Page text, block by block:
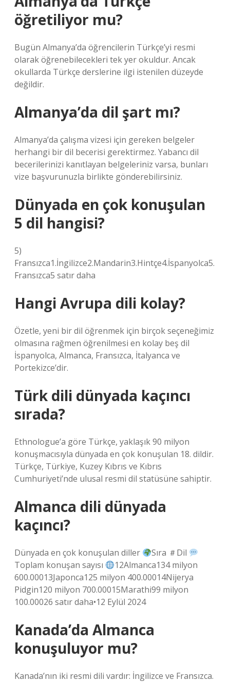
öğretiliyor mu?
Bugün Almanya’da öğrencilerin Türkçe’yi resmi
olarak öğrenebilecekleri tek yer okuldur. Ancak
okullarda Türkçe derslerine ilgi istenilen düzeyde
değildir.
Almanya’da dil şart mı?
Almanya’da çalışma vizesi için gereken belgeler
herhangi bir dil becerisi gerektirmez. Yabancı dil
becerilerinizi kanıtlayan belgeleriniz varsa, bunları
vize başvurunuzla birlikte gönderebilirsiniz.
Dünyada en çok konuşulan
5 dil hangisi?
5)
Fransızca1.İngilizce2.Mandarin3.Hintçe4.İspanyolca5.
Fransızca5 satır daha
Hangi Avrupa dili kolay?
Özetle, yeni bir dil öğrenmek için birçok seçeneğimiz
olmasına rağmen öğrenilmesi en kolay beş dil
İspanyolca, Almanca, Fransızca, İtalyanca ve
Portekizce’dir.
Türk dili dünyada kaçıncı
sırada?
Ethnologue’a göre Türkçe, yaklaşık 90 milyon
konuşmacısıyla dünyada en çok konuşulan 18. dildir.
Türkçe, Türkiye, Kuzey Kıbrıs ve Kıbrıs
Cumhuriyeti’nde ulusal resmi dil statüsüne sahiptir.
Almanca dili dünyada
kaçıncı?
Dünyada en çok konuşulan diller
Sıra ＃Dil
Toplam konuşan sayısı
12Almanca134 milyon
600.00013Japonca125 milyon 400.00014Nijerya
Pidgin120 milyon 700.00015Marathi99 milyon
100.00026 satır daha•12 Eylül 2024
Kanada’da Almanca
konuşuluyor mu?
Kanada’nın iki resmi dili vardır: İngilizce ve Fransızca.